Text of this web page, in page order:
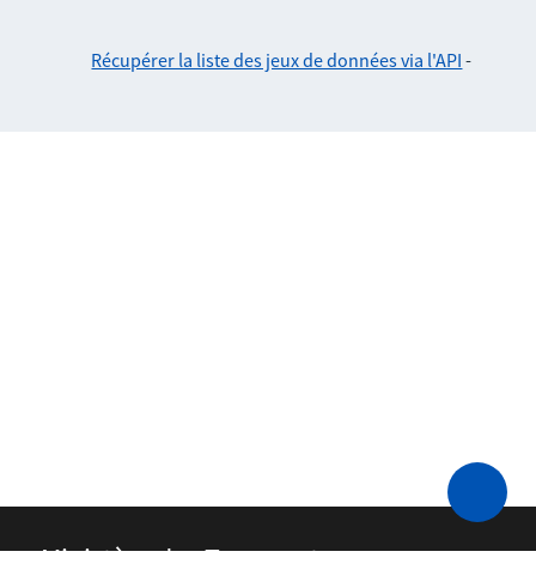
Récupérer la liste des jeux de données via l'API -
Ministère des Transports